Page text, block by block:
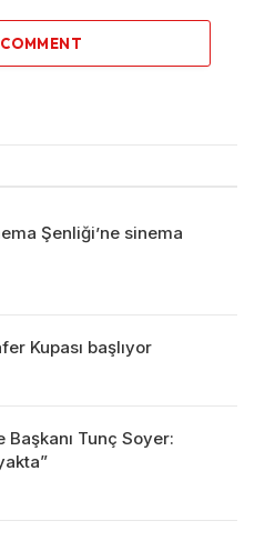
Şenliği’ne sinema
Kupası başlıyor
Tunç Soyer: